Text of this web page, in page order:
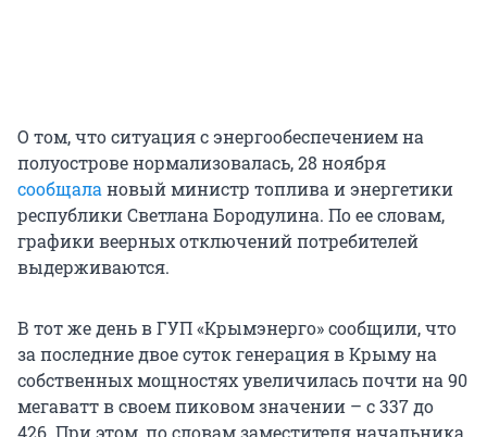
О том, что ситуация с энергообеспечением на
полуострове нормализовалась, 28 ноября
сообщала новый министр топлива и энергетики
республики Светлана Бородулина. По ее словам,
графики веерных отключений потребителей
выдерживаются.
В тот же день в ГУП «Крымэнерго» сообщили, что
за последние двое суток генерация в Крыму на
собственных мощностях увеличилась почти на 90
мегаватт в своем пиковом значении – с 337 до
426. При этом, по словам заместителя начальника